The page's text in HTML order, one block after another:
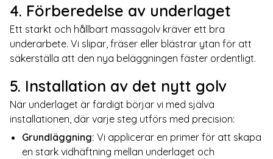
4. Förberedelse av underlaget
Ett starkt och hållbart massagolv kräver ett bra
underarbete. Vi slipar, fräser eller blästrar ytan för att
säkerställa att den nya beläggningen fäster ordentligt.
5. Installation av det nytt golv
När underlaget är färdigt börjar vi med själva
installationen, där varje steg utförs med precision:
Grundläggning: Vi applicerar en primer för att skapa
en stark vidhäftning mellan underlaget och